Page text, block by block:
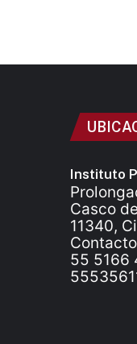
Instituto
Casco
11340,
55 5166